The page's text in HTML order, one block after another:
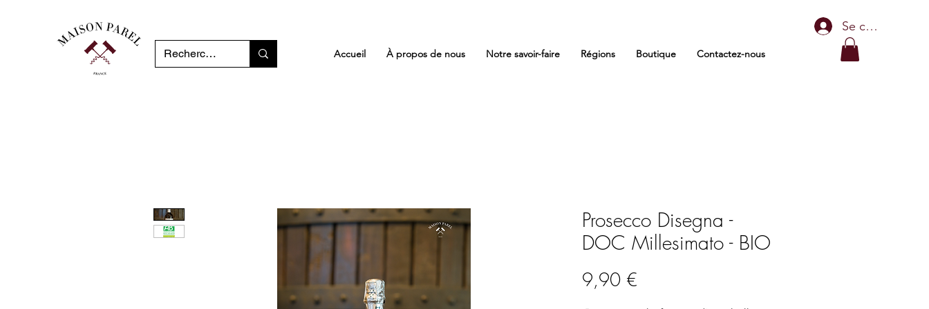
Accueil À propos de nous Notre savoir-faire Régions Boutique Contactez-nous
Se connecter
Prosecco Disegna -
DOC Millesimato - BIO
9,90 €